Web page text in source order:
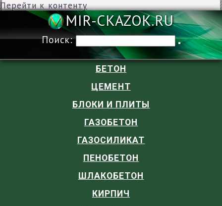
Перейти к контенту
MIR-
Поиск:
БЕТОН
ЦЕМЕНТ
БЛОКИ И ПЛИТЫ
ГАЗОБЕТОН
ГАЗОСИЛИКАТ
ПЕНОБЕТОН
ШЛАКОБЕТОН
КИРПИЧ